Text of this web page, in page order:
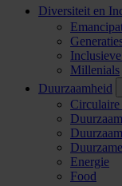
Diversiteit en
Millenials
Duurzaamheid
Energie
Food